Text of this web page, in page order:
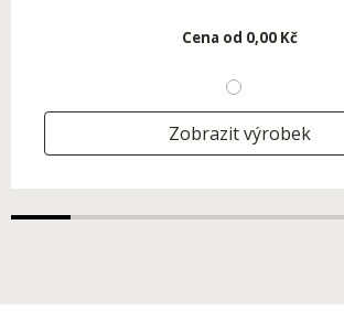
Cena od 0,00 Kč
Zobrazit výrobek